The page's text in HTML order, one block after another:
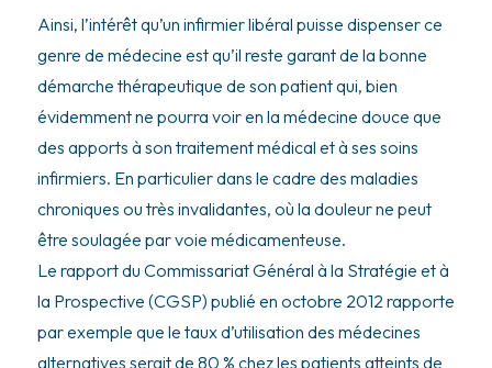
Ainsi, l’intérêt qu’un infirmier libéral puisse dispenser ce
genre de médecine est qu’il reste garant de la bonne
démarche thérapeutique de son patient qui, bien
évidemment ne pourra voir en la médecine douce que
des apports à son traitement médical et à ses soins
infirmiers. En particulier dans le cadre des maladies
chroniques ou très invalidantes, où la douleur ne peut
être soulagée par voie médicamenteuse.
Le rapport du Commissariat Général à la Stratégie et à
la Prospective (CGSP) publié en octobre 2012 rapporte
par exemple que le taux d’utilisation des médecines
alternatives serait de 80 % chez les patients atteints de